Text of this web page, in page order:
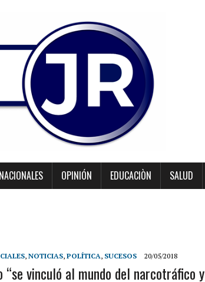
OPINIÓN EDUCACIÒN SALUD
, NOTICIAS, POLÍTICA, SUCESOS 20/05/2018
“se vinculó al mundo del narcotráfico y